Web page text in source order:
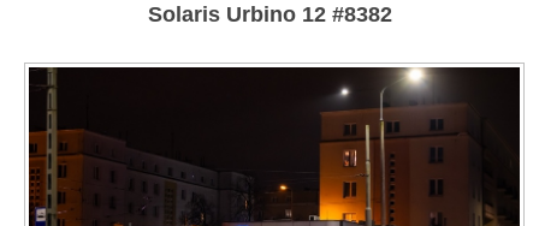
Solaris Urbino 12 #8382